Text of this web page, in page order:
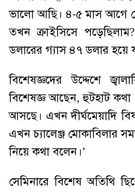
ভালো আছি। ৪-৫ মাস আগে
তখন ক্রাইসিসে
ডলারের গ্যাস ৪৭ ডলার হয়ে
বিশেষজ্ঞদের উদ্দেশে
বিশেষজ্ঞ আছেন, হুটহাট
আসছে। এখন দীর্ঘমেয়াদি
এখন চ্যালেঞ্জ মোকাবিলার
নিয়ে কথা বলেন।’
সেমিনারে বিশেষ অতিথি